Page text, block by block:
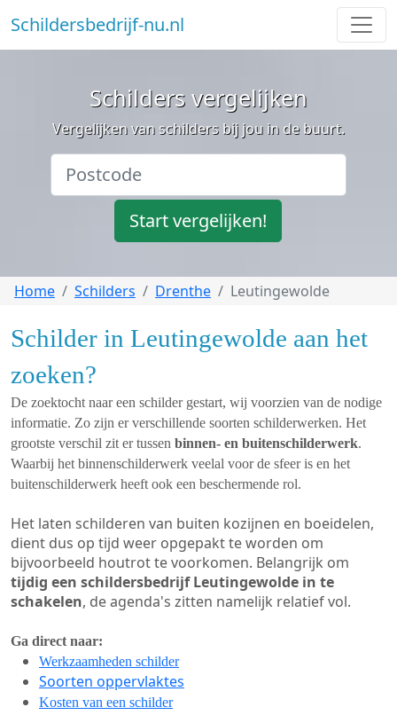
Schildersbedrijf-nu.nl
Schilders vergelijken
Vergelijken van schilders bij jou in de buurt.
Start vergelijken!
Home Schilders Drenthe Leutingewolde
Schilder in Leutingewolde aan het
zoeken?
De zoektocht naar een schilder gestart, wij voorzien van de nodige
informatie. Zo zijn er verschillende soorten schilderwerken. Het
grootste verschil zit er tussen binnen- en buitenschilderwerk.
Waarbij het binnenschilderwerk veelal voor de sfeer is en het
buitenschilderwerk heeft ook een beschermende rol.
Het laten schilderen van buiten kozijnen en boeidelen,
dient dus op tijd weer opgepakt te worden om
bijvoorbeeld houtrot te voorkomen. Belangrijk om
tijdig een schildersbedrijf Leutingewolde in te
schakelen, de agenda's zitten namelijk relatief vol.
Ga direct naar:
Werkzaamheden schilder
Soorten oppervlaktes
Kosten van een schilder